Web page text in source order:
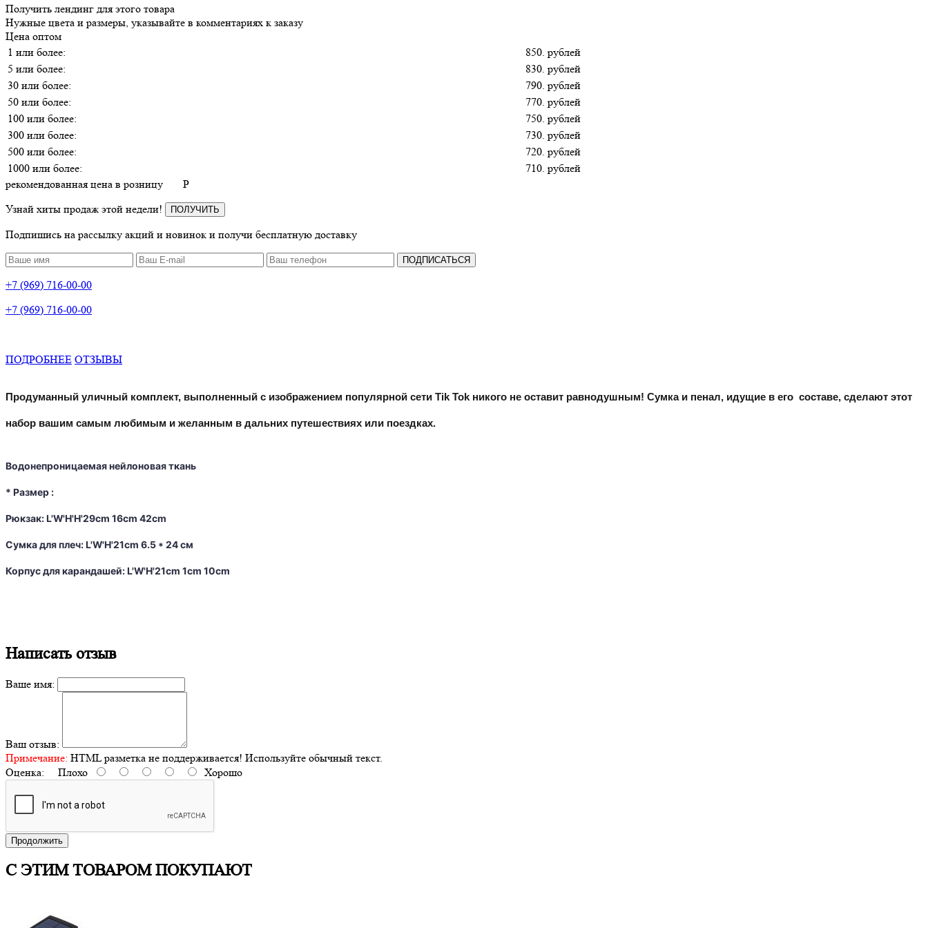
Получить лендинг для этого товара
Нужные цвета и размеры, указывайте в комментариях к заказу
Цена оптом
1 или более:
850. рублей
5 или более:
830. рублей
30 или более:
790. рублей
50 или более:
770. рублей
100 или более:
750. рублей
300 или более:
730. рублей
500 или более:
720. рублей
1000 или более:
710. рублей
рекомендованная цена в розницу
P
Узнай хиты продаж этой недели!
ПОЛУЧИТЬ
Подпишись на рассылку акций и новинок и получи бесплатную доставку
ПОДПИСАТЬСЯ
+7 (969) 716-00-00
+7 (969) 716-00-00
ПОДРОБНЕЕ ОТЗЫВЫ
Продуманный уличный комплект, выполненный с изображением популярной сети Tik Tok никого не оставит равнодушным! Сумка и пенал, идущие в его составе, сделают этот
набор вашим самым любимым и желанным в дальних путешествиях или поездках.
Водонепроницаемая нейлоновая ткань
* Размер :
Рюкзак: L'W'H'H'29cm 16cm 42cm
Сумка для плеч: L'W'H'21cm 6.5 * 24 см
Корпус для карандашей: L'W'H'21cm 1cm 10cm
Написать отзыв
Ваше имя:
Ваш отзыв:
Примечание: HTML разметка не поддерживается! Используйте обычный текст.
Оценка: Плохо Хорошо
Продолжить
С ЭТИМ ТОВАРОМ ПОКУПАЮТ